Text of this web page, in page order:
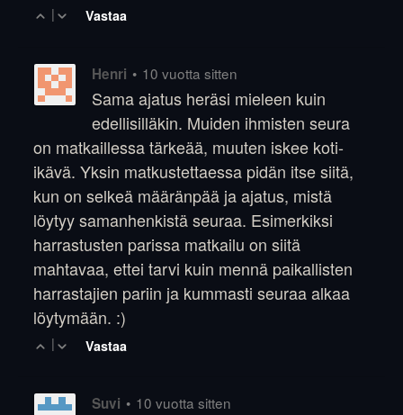
| Vastaa
Henri • 10 vuotta sitten
Sama ajatus heräsi mieleen kuin
edellisilläkin. Muiden ihmisten seura
on matkaillessa tärkeää, muuten iskee koti-
ikävä. Yksin matkustettaessa pidän itse siitä,
kun on selkeä määränpää ja ajatus, mistä
löytyy samanhenkistä seuraa. Esimerkiksi
harrastusten parissa matkailu on siitä
mahtavaa, ettei tarvi kuin mennä paikallisten
harrastajien pariin ja kummasti seuraa alkaa
löytymään. :)
| Vastaa
Suvi • 10 vuotta sitten